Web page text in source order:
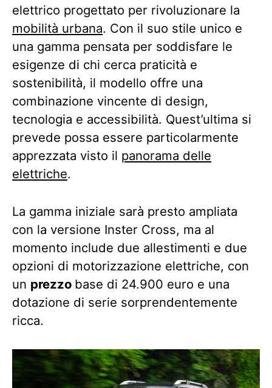
elettrico progettato per rivoluzionare la
mobilità urbana. Con il suo stile unico e
una gamma pensata per soddisfare le
esigenze di chi cerca praticità e
sostenibilità, il modello offre una
combinazione vincente di design,
tecnologia e accessibilità. Quest’ultima si
prevede possa essere particolarmente
apprezzata visto il panorama delle
elettriche.
La gamma iniziale sarà presto ampliata
con la versione Inster Cross, ma al
momento include due allestimenti e due
opzioni di motorizzazione elettriche, con
un prezzo base di 24.900 euro e una
dotazione di serie sorprendentemente
ricca.